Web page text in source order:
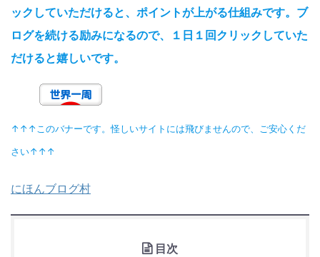
ックしていただけると、ポイントが上がる仕組みです。ブ
ログを続ける励みになるので、１日１回クリックしていた
だけると嬉しいです。
↑↑↑このバナーです。怪しいサイトには飛びませんので、ご安心くだ
さい↑↑↑
にほんブログ村
目次